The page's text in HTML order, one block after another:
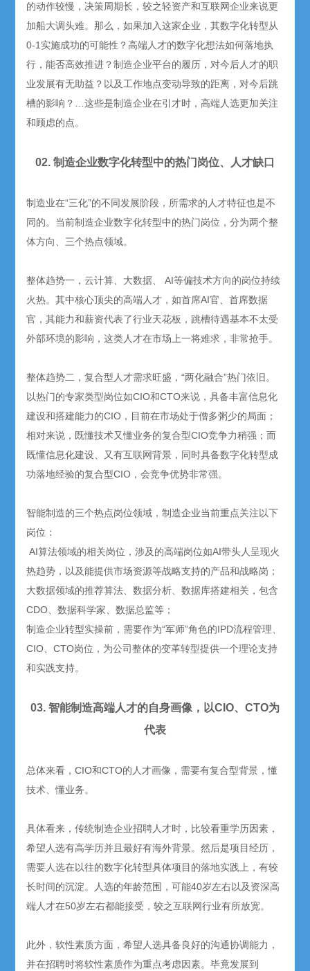
的动作较慢，决策周期长，较之轻资产和互联网企业来说更
加船大调头难。那么，如果加入这家企业，其数字化转型从
0-1实施成功的可能性？高端人才的数字化想法如何落地执
行，能否高效推进？制造企业平台的履历，对今后人才的职
业发展有无助益？以及工作地点变动导致的距离，对今后跳
槽的影响？…这些是制造企业在引才时，高端人选更加关注
和顾虑的点。
02. 制造企业数字化转型中的热门岗位、人才缺口
制造业在“三化”的不同发展阶段，所需求的人才特征也是不
同的。当前制造企业数字化转型中的热门岗位，分为两个整
体方向、三个热点领域。
整体趋势一，云计算、大数据、 AI等偏技术方向的岗位持续
火热。其中核心顶尖的高端人才，如首席AI官、首席数据
官，其能力和薪资代表了行业天花板，跳槽待遇基本不太受
外部环境的影响，这类人才在市场上一将难求，非常抢手。
整体趋势二，复合型人才需求旺盛，“两化融合”热门依旧。
以热门的专家类型岗位如CIO和CTO来说，具备丰富信息化
建设和搭建能力的CIO，目前在市场处于僧多粥少的局面；
相对来说，既懂技术又懂业务的复合型CIO竞争力稍强；而
既懂信息化建设、又有互联网背景，同时具备数字化转型成
功落地经验的复合型CIO，会竞争优势非常强。
智能制造的三个热点岗位领域，制造企业当前重点关注以下
岗位：
AI算法领域的相关岗位，涉及的高端岗位如AI带头人呈现火
热趋势，以及能提供市场资源等战略支持的产品和战略岗；
大数据领域的推荐算法、数据分析、数据库搭建相关，包含
CDO、数据科学家、数据总监等；
制造企业转型实操前，需要作为“军师”角色的IPD流程管理、
CIO、CTO岗位，为公司整体的变革转型提供一个理论支持
和实践支持。
03. 智能制造高端人才的自身画像，以CIO、CTO为
代表
总体来看，CIO和CTO的人才画像，需要有复合型背景，懂
技术、懂业务。
具体看来，传统制造企业招聘人才时，比较看重学历因素，
希望人选有高学历并且最好有海外背景。然后是项目经历，
需要人选在以往的数字化转型具体项目的落地实践上，有较
长时间的沉淀。人选的年龄范围，可能40岁左右以及资深高
端人才在50岁左右都能接受，较之互联网行业有所放宽。
此外，软性素质方面，希望人选具备良好的沟通协调能力，
并在招聘时将软性素质作为重点考虑因素。毕竟发展到